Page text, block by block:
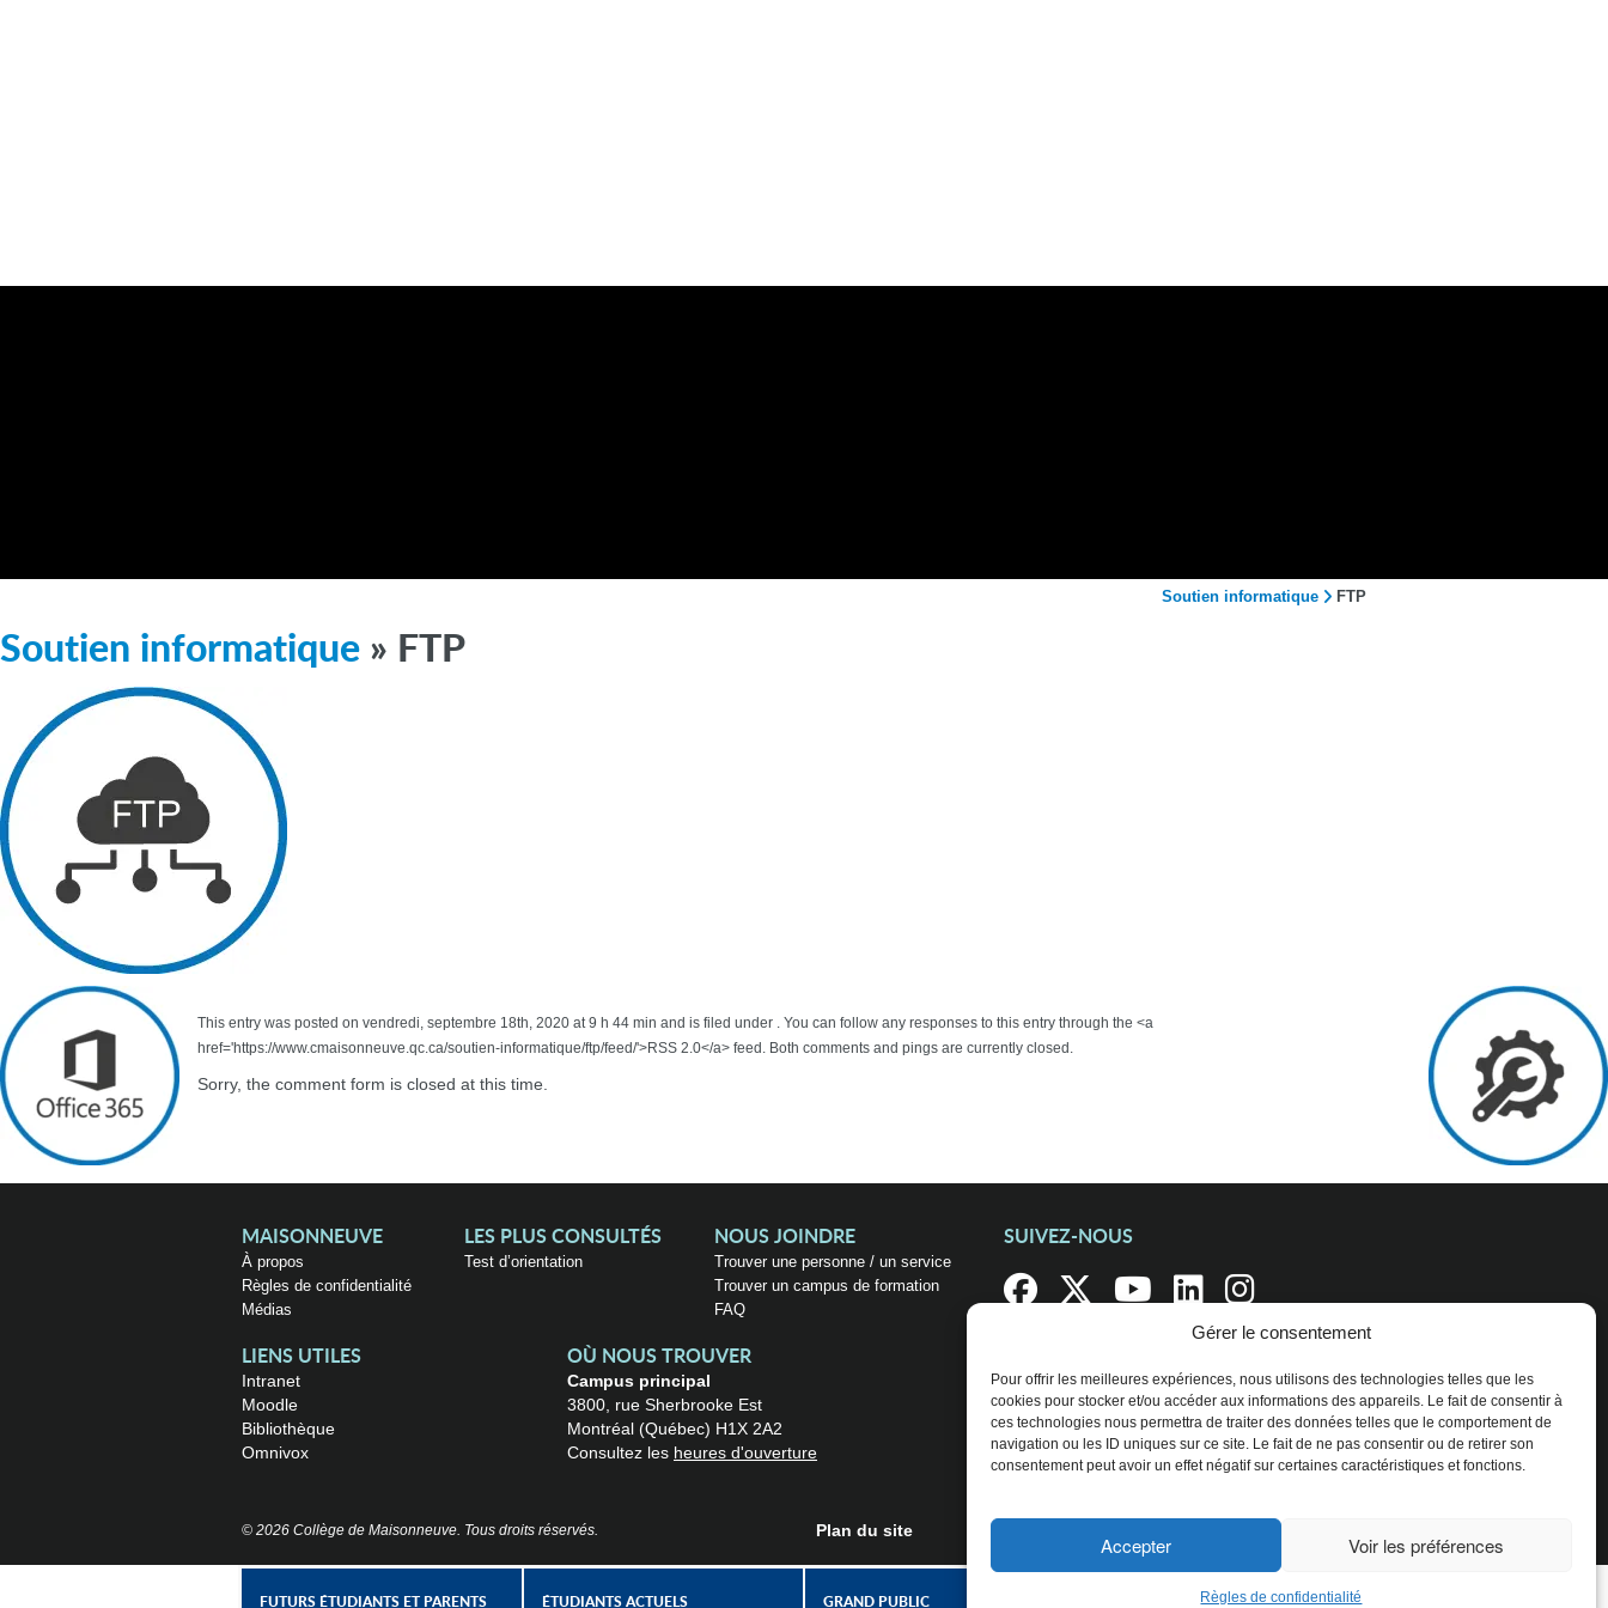
Gérer le consentement
Pour offrir les meilleures expériences, nous utilisons des technologies telles que les
cookies pour stocker et/ou accéder aux informations des appareils. Le fait de consentir à
ces technologies nous permettra de traiter des données telles que le comportement de
navigation ou les ID uniques sur ce site. Le fait de ne pas consentir ou de retirer son
consentement peut avoir un effet négatif sur certaines caractéristiques et fonctions.
Accepter Voir les préférences
Règles de confidentialité
Soutien informatique FTP
Soutien informatique » FTP
This entry was posted on vendredi, septembre 18th, 2020 at 9 h 44 min and is filed under . You can follow any responses to this entry through the <a
href='https://www.cmaisonneuve.qc.ca/soutien-informatique/ftp/feed/'>RSS 2.0</a> feed. Both comments and pings are currently closed.
Sorry, the comment form is closed at this time.
MAISONNEUVE
À propos
Règles de confidentialité
Médias
LES PLUS CONSULTÉS
Test d’orientation
NOUS JOINDRE
Trouver une personne / un service
Trouver un campus de formation
FAQ
SUIVEZ-NOUS
LIENS UTILES
Intranet
Moodle
Bibliothèque
Omnivox
OÙ NOUS TROUVER
Campus principal
3800, rue Sherbrooke Est
Montréal (Québec) H1X 2A2
Consultez les heures d'ouverture
© 2026 Collège de Maisonneuve. Tous droits réservés. Plan du site
FUTURS ÉTUDIANTS ET PARENTS ÉTUDIANTS ACTUELS GRAND PUBLIC ENTREPRISES ET ORGANISATIONS